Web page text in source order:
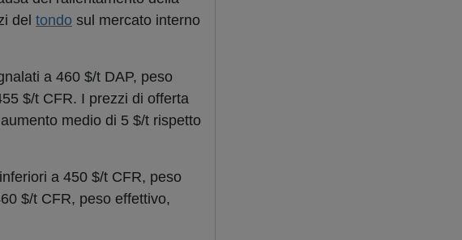
del tondo sul mercato interno
a 460 $/t DAP, peso
$/t CFR. I prezzi di offerta
medio di 5 $/t rispetto
a 450 $/t CFR, peso
$/t CFR, peso effettivo,